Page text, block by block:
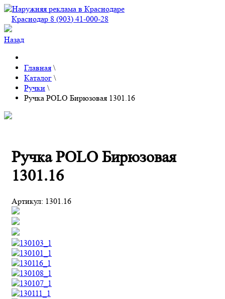
Краснодар 8 (903) 41-000-28
Назад
Главная \
Каталог \
Ручки \
Ручка POLO Бирюзовая 1301.16
Ручка POLO Бирюзовая
1301.16
Артикул: 1301.16